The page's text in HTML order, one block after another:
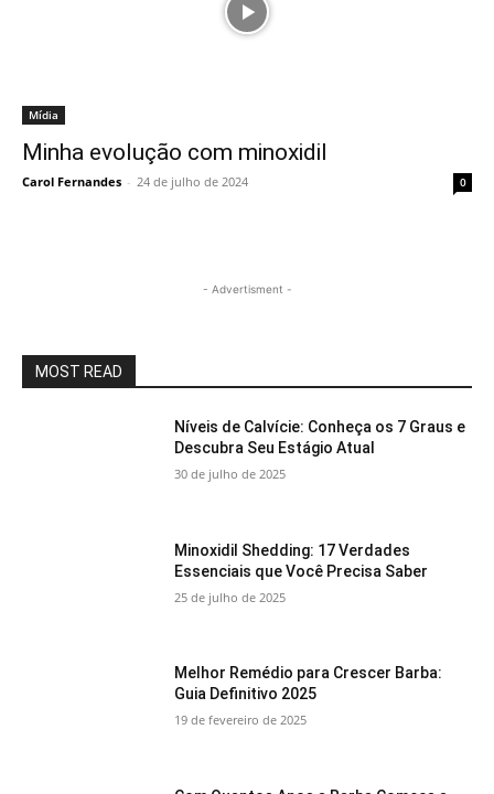
Mídia
Minha evolução com minoxidil
Carol Fernandes - 24 de julho de 2024 0
- Advertisment -
MOST READ
Níveis de Calvície: Conheça os 7 Graus e
Descubra Seu Estágio Atual
30 de julho de 2025
Minoxidil Shedding: 17 Verdades
Essenciais que Você Precisa Saber
25 de julho de 2025
Melhor Remédio para Crescer Barba:
Guia Definitivo 2025
19 de fevereiro de 2025